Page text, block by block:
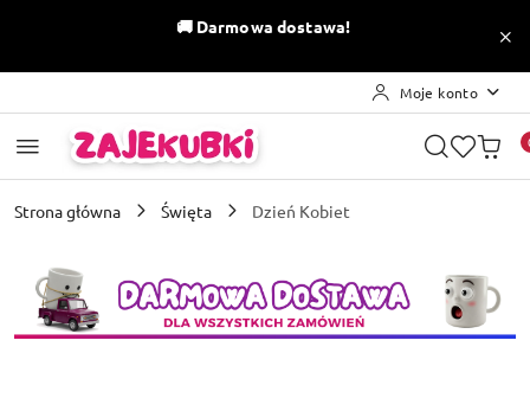
Przejdź do treści głównej
Przejdź do wyszukiwarki
Przejdź do moje konto
Przejdź do menu głównego
Przejdź do stopki
🚚 Darmowa dostawa!
Moje konto
Strona główna Święta Dzień Kobiet